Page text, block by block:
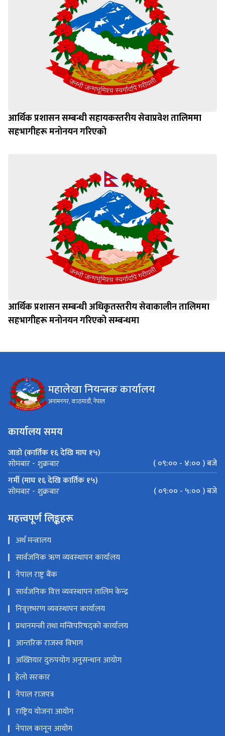
आर्थिक प्रशासन सम्बन्धी सहायकस्तरीय सेवाप्रवेश तालिममा
सहभागीहरू मनोनयन गरिएको
आर्थिक प्रशासन सम्बन्धी अधिकृतस्तरीय सेवाकालीन तालिममा
सहभागीहरू मनोनयन गरिएको सम्बन्धमा
महालेखा नियन्त्रक कार्यालय
अनामनगर, काठमाडौं, नेपाल
कार्यालय समय
जाडो (कार्तिक १६ देखि माघ १५)
सोमबार - शुक्रबार
( ०९:०० - ४:०० ) बजे
गर्मी (माघ १६ देखि कार्तिक १५)
सोमबार - शुक्रबार ( ०९:०० - ५:०० ) बजे
महत्त्वपूर्ण लिङ्कहरू
अर्थ मन्त्रालय
सार्वजनिक ऋण व्यवस्थापन कार्यालय
नेपाल राष्ट्र बैंक
सार्वजनिक वित्त व्यवस्थापन तालिम केन्द्र
निवृत्तभरण व्यवस्थापन कार्यालय
प्रधानमन्त्री तथा मन्त्रिपरिषद्को कार्यालय
आन्तरिक राजस्व विभाग
अख्तियार दुरुपयोग अनुसन्धान आयोग
हेलो सरकार
नेपाल राजपत्र
राष्ट्रिय योजना आयोग
नेपाल कानून आयोग